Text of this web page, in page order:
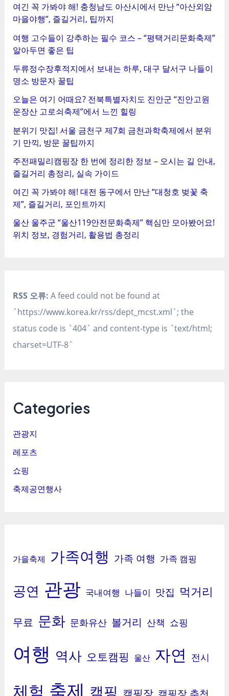
여긴 꼭 가봐야 해! 충청남도 아산시에서 만난 “아산외암
마을야행”, 즐길거리, 팁까지
여행 고수들이 강추하는 필수 코스 – “평택거리문화축제”
알아두면 좋은 팁
두류정수장후적지에서 보내는 하루, 대구 달서구 나들이
명소 방문자 꿀팁
오늘은 여기 어때요? 전북특별자치도 진안군 “진안고원
운장산 고로쇠축제”에서 느낀 힐링
분위기 맛집! 서울 금천구 제7회 금천과학축제에서 분위
기 만끽, 방문 꿀팁까지
주전패밀리캠핑장 한 번에 정리한 정보 – 오시는 길 안내,
즐길거리 총정리, 실속 가이드
여긴 꼭 가봐야 해! 대전 동구에서 만난 “대청호 벚꽃 축
제”, 즐길거리, 포인트까지
울산 울주군 “울산119안전문화축제” 핵심만 모아봤어요!
위치 정보, 경험거리, 활용법 총정리
RSS 오류: A feed could not be found at
`https://www.korea.kr/rss/dept_mcst.xml`; the
status code is `404` and content-type is `text/html;
charset=UTF-8`
Categories
관광지
레포츠
쇼핑
축제공연행사
가을축제 가족여행 가족 여행 가족 캠핑
공연 관광 국내여행 나들이 맛집 먹거리
무료 문화 문화유산 볼거리 산책 쇼핑
여행 역사 오토캠핑 울산 자연 전시
체험 축제 캠핑 캠핑장 캠핑장 추천